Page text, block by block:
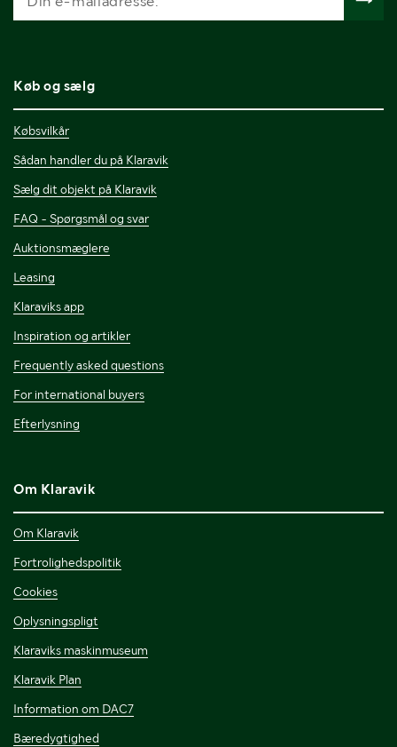
Køb og sælg
Købsvilkår
Sådan handler du på Klaravik
Sælg dit objekt på Klaravik
FAQ - Spørgsmål og svar
Auktionsmæglere
Leasing
Klaraviks app
Inspiration og artikler
Frequently asked questions
For international buyers
Efterlysning
Om Klaravik
Om Klaravik
Fortrolighedspolitik
Cookies
Oplysningspligt
Klaraviks maskinmuseum
Klaravik Plan
Information om DAC7
Bæredygtighed